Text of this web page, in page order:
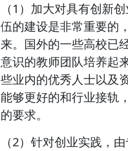
（1）加大对具有创新
伍的建设是非常重要的
来。国外的一些高校已
意识的教师团队培养起
些业内的优秀人士以及
能够更好的和行业接轨
的要求。
（2）针对创业实践，